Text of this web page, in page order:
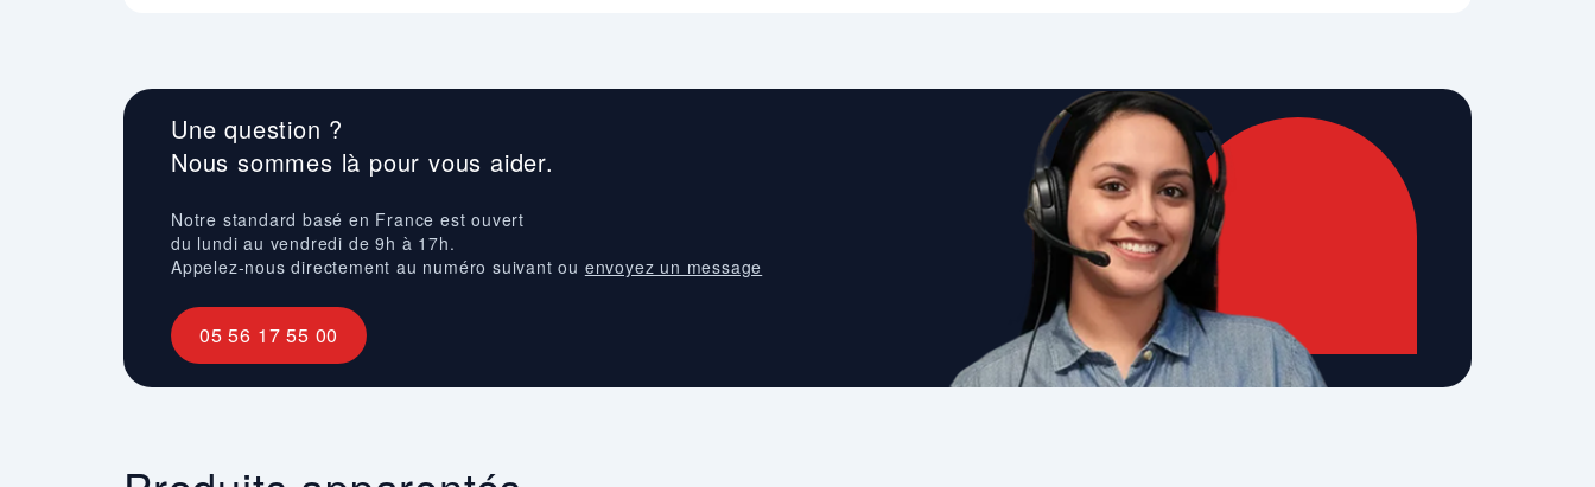
Une question ?
Nous sommes là pour vous aider.
Notre standard basé en France est ouvert
du lundi au vendredi de 9h à 17h.
Appelez-nous directement au numéro suivant ou envoyez un message
05 56 17 55 00